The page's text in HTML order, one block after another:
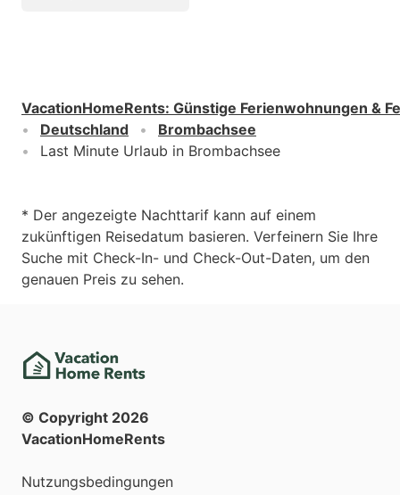
VacationHomeRents: Günstige Ferienwohnungen &
Deutschland
Brombachsee
Last Minute Urlaub in Brombachsee
* Der angezeigte Nachttarif kann auf einem
zukünftigen Reisedatum basieren. Verfeinern Sie Ihre
Suche mit Check-In- und Check-Out-Daten, um den
genauen Preis zu sehen.
© Copyright 2026
VacationHomeRents
Nutzungsbedingungen